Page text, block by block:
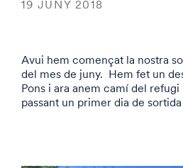
19 JUNY 2018
Avui hem començat la nostra
del mes de juny. Hem fet un
Pons i ara anem camí del
passant un primer dia de